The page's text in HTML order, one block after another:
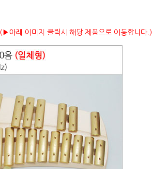
래 이미지 클릭시 해당 제품으로 이동합니다.)